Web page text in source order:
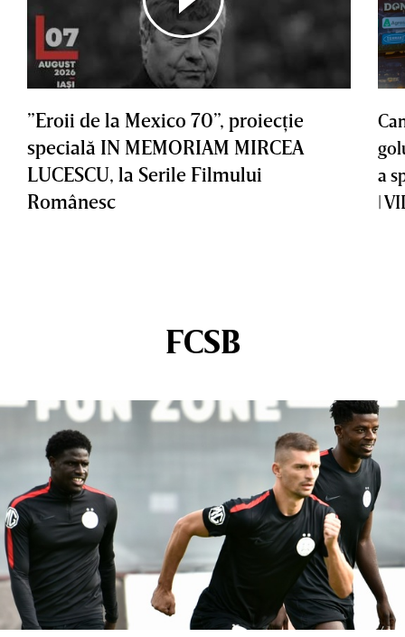
”Eroii de la Mexico 70”, proiecţie
specială IN MEMORIAM MIRCEA
LUCESCU, la Serile Filmului
Românesc
a
|
FCSB